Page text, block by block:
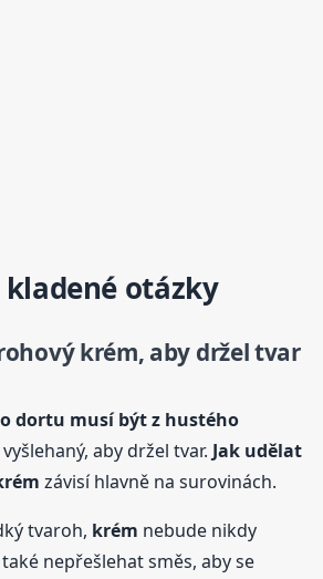
kladené otázky
krém, aby držel tvar
dortu musí být z hustého
aby držel tvar. Jak udělat
závisí hlavně na surovinách.
tvaroh, krém nebude nikdy
nepřešlehat směs, aby se